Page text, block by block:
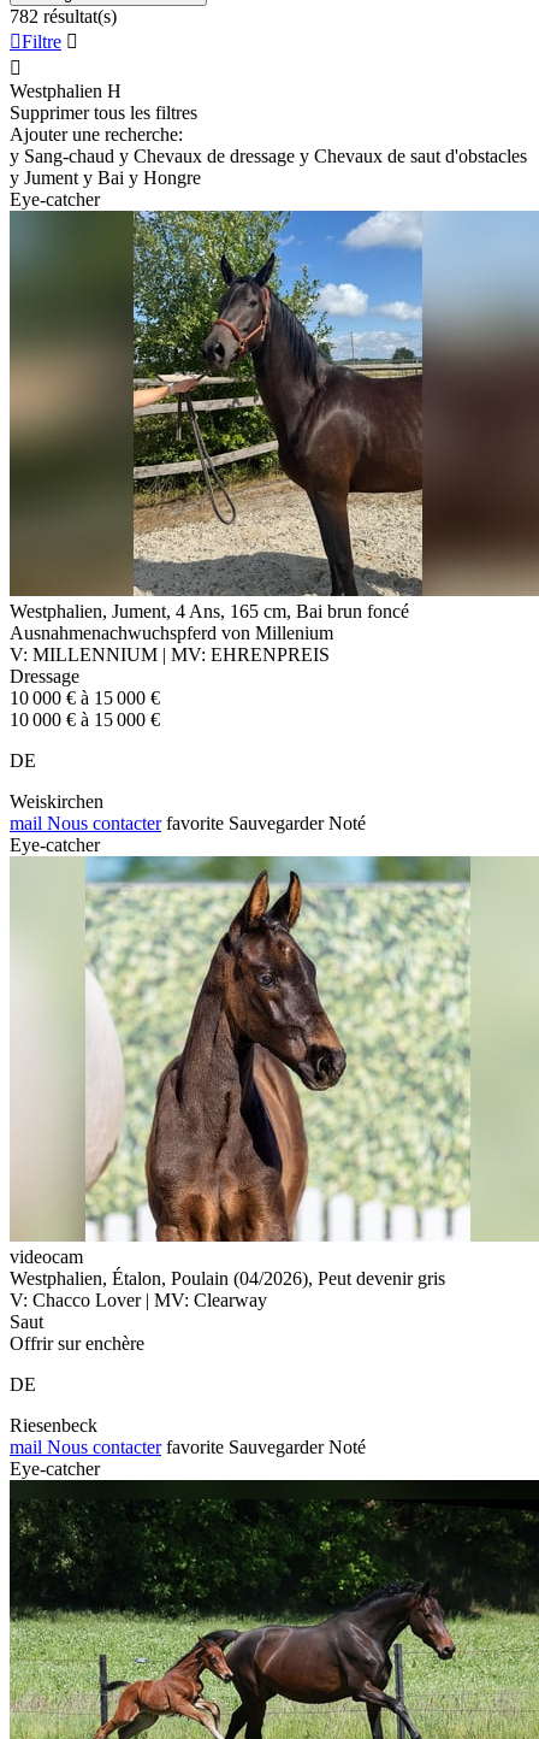
782 résultat(s)
Filtre 

Westphalien H
Supprimer tous les filtres
Ajouter une recherche:
y Sang-chaud y Chevaux de dressage y Chevaux de saut d'obstacles
y Jument y Bai y Hongre
Eye-catcher
Westphalien, Jument, 4 Ans, 165 cm, Bai brun foncé
Ausnahmenachwuchspferd von Millenium
V: MILLENNIUM | MV: EHRENPREIS
Dressage
10 000 € à 15 000 €
10 000 € à 15 000 €
DE
Weiskirchen
mail Nous contacter favorite Sauvegarder Noté
Eye-catcher
videocam
Westphalien, Étalon, Poulain (04/2026), Peut devenir gris
V: Chacco Lover | MV: Clearway
Saut
Offrir sur enchère
DE
Riesenbeck
mail Nous contacter favorite Sauvegarder Noté
Eye-catcher